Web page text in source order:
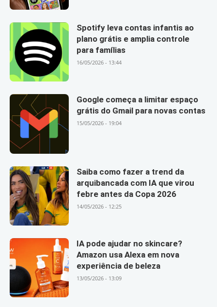
Spotify leva contas infantis ao
plano grátis e amplia controle
para famílias
16/05/2026 - 13:44
Google começa a limitar espaço
grátis do Gmail para novas contas
15/05/2026 - 19:04
Saiba como fazer a trend da
arquibancada com IA que virou
febre antes da Copa 2026
14/05/2026 - 12:25
IA pode ajudar no skincare?
Amazon usa Alexa em nova
experiência de beleza
13/05/2026 - 13:09